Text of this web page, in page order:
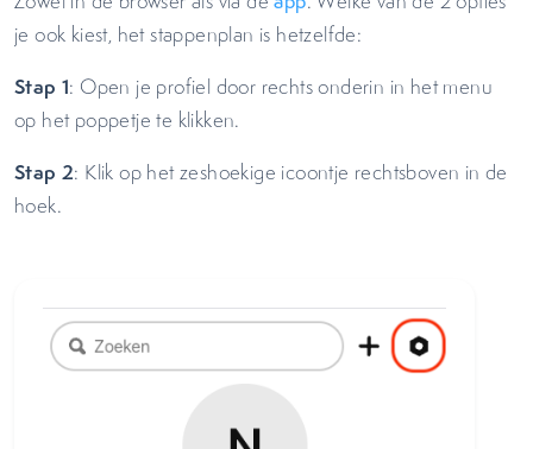
je ook kiest, het stappenplan is hetzelfde:
Stap 1: Open je profiel door rechts onderin in het menu
op het poppetje te klikken.
Stap 2: Klik op het zeshoekige icoontje rechtsboven in de
hoek.